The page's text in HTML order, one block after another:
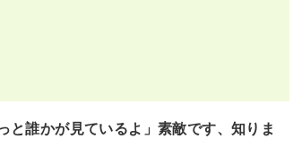
誰かが見ているよ」素敵です、知りま